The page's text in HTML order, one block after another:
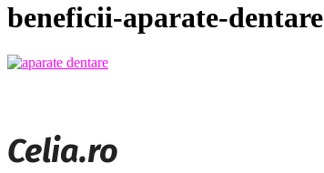
beneficii-aparate-dentare
Celia.ro